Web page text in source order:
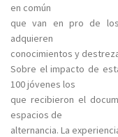
en común
que van en pro de
adquieren
conocimientos y
Sobre el impacto de
100 jóvenes los
que recibieron el
espacios de
alternancia. La